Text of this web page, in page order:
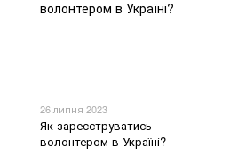
26 липня 2023
Як зареєструватись
волонтером в Україні?